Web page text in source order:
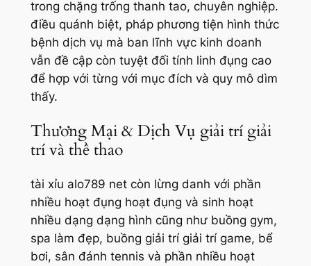
trong chặng trống thanh tao, chuyên nghiệp.
điều quánh biệt, pháp phương tiện hình thức
bệnh dịch vụ mà ban lĩnh vực kinh doanh
vẫn đề cập còn tuyệt đối tính linh đụng cao
để hợp với từng với mục đích và quy mô dìm
thấy.
Thương Mại & Dịch Vụ giải trí giải
trí và thể thao
tài xỉu alo789 net còn lừng danh với phần
nhiều hoạt đụng hoạt đụng và sinh hoạt
nhiều dạng dạng hình cũng như buồng gym,
spa làm đẹp, buồng giải trí giải trí game, bể
bơi, sân đánh tennis và phần nhiều hoạt